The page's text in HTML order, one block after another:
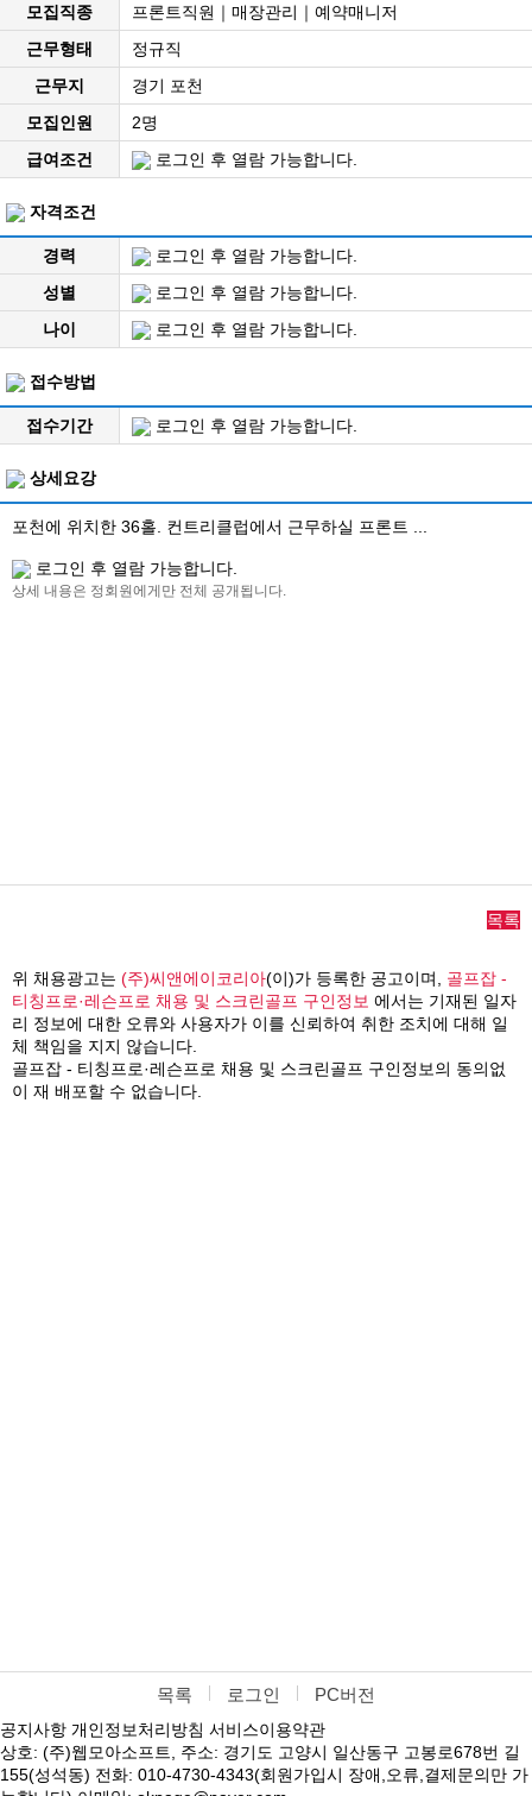
모집직종
프론트직원｜매장관리｜예약매니저
근무형태
정규직
근무지
경기 포천
모집인원
2명
급여조건
로그인 후 열람 가능합니다.
자격조건
경력
로그인 후 열람 가능합니다.
성별
로그인 후 열람 가능합니다.
나이
로그인 후 열람 가능합니다.
접수방법
접수기간 로그인 후 열람 가능합니다.
상세요강
포천에 위치한 36홀. 컨트리클럽에서 근무하실 프론트 ...
로그인 후 열람 가능합니다.
상세 내용은 정회원에게만 전체 공개됩니다.
목록
위 채용광고는 (주)씨앤에이코리아(이)가 등록한 공고이며, 골프잡 -
티칭프로·레슨프로 채용 및 스크린골프 구인정보 에서는 기재된 일자
리 정보에 대한 오류와 사용자가 이를 신뢰하여 취한 조치에 대해 일
체 책임을 지지 않습니다.
골프잡 - 티칭프로·레슨프로 채용 및 스크린골프 구인정보의 동의없
이 재 배포할 수 없습니다.
목록 로그인 PC버전
공지사항 개인정보처리방침 서비스이용약관
상호: (주)웹모아소프트, 주소: 경기도 고양시 일산동구 고봉로678번 길
155(성석동) 전화: 010-4730-4343(회원가입시 장애,오류,결제문의만 가